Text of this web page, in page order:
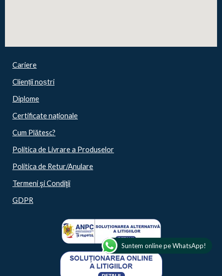
Cariere
Clienții noștri
Diplome
Certificate naționale
Cum Plătesc?
Politica de Livrare a Produselor
Politica de Retur/Anulare
Termeni şi Condiţii
GDPR
Suntem online pe WhatsApp!